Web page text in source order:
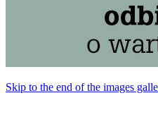
Skip to the end of the images